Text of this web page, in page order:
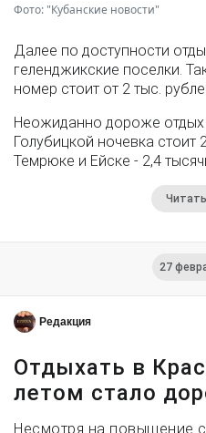
Фото: "Кубанские новости"
Далее по доступности
геленджикские поселки.
номер стоит от 2 тыс.
Неожиданно дороже
Голубицкой ночевка стоит
Темрюке и Ейске - 2,4
27
Редакция
Отдыхать в
летом стало
Несмотря на повышение